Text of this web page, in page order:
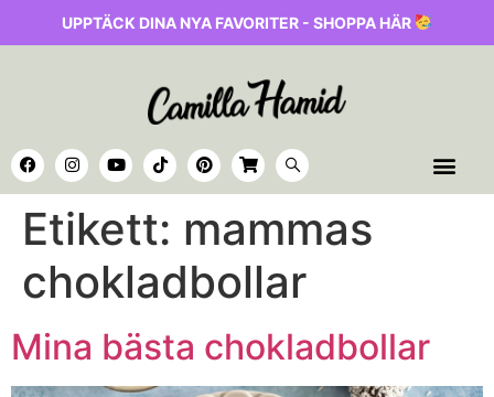
UPPTÄCK DINA NYA FAVORITER - SHOPPA HÄR
Etikett: mammas
chokladbollar
Mina bästa chokladbollar